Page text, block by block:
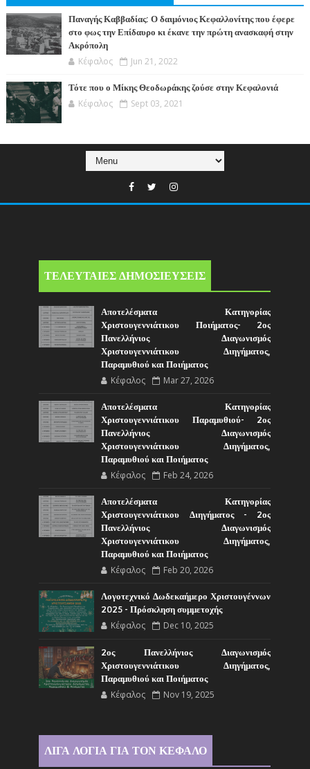
Παναγής Καββαδίας: Ο δαιμόνιος Κεφαλλονίτης που έφερε
στο φως την Επίδαυρο κι έκανε την πρώτη ανασκαφή στην
Ακρόπολη
Κέφαλος Jun 21, 2022
Τότε που ο Μίκης Θεοδωράκης ζούσε στην Κεφαλονιά
Κέφαλος Sept 03, 2021
ΤΕΛΕΥΤΑΙΕΣ ΔΗΜΟΣΙΕΥΣΕΙΣ
Αποτελέσματα Κατηγορίας
Χριστουγεννιάτικου Ποιήματος- 2ος
Πανελλήνιος Διαγωνισμός
Χριστουγεννιάτικου Διηγήματος,
Παραμυθιού και Ποιήματος
Κέφαλος Mar 27, 2026
Αποτελέσματα Κατηγορίας
Χριστουγεννιάτικου Παραμυθιού- 2ος
Πανελλήνιος Διαγωνισμός
Χριστουγεννιάτικου Διηγήματος,
Παραμυθιού και Ποιήματος
Κέφαλος Feb 24, 2026
Αποτελέσματα Κατηγορίας
Χριστουγεννιάτικου Διηγήματος - 2ος
Πανελλήνιος Διαγωνισμός
Χριστουγεννιάτικου Διηγήματος,
Παραμυθιού και Ποιήματος
Κέφαλος Feb 20, 2026
Λογοτεχνικό Δωδεκαήμερο Χριστουγέννων
2025 - Πρόσκληση συμμετοχής
Κέφαλος Dec 10, 2025
2ος Πανελλήνιος Διαγωνισμός
Χριστουγεννιάτικου Διηγήματος,
Παραμυθιού και Ποιήματος
Κέφαλος Nov 19, 2025
ΛΙΓΑ ΛΟΓΙΑ ΓΙΑ ΤΟΝ ΚΕΦΑΛΟ